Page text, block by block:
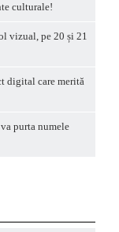
culturale!
vizual, pe 20 și 21
digital care merită
purta numele